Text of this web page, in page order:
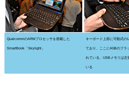
QualcommのARMプロセッサを搭載した
SmartBook「Skylight」
キーボード上部に可動式の
ており、ここに4GBのフラ
れている。USBメモリは左
いる